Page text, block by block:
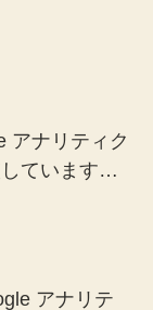
アナリティク
しています…
アナリテ